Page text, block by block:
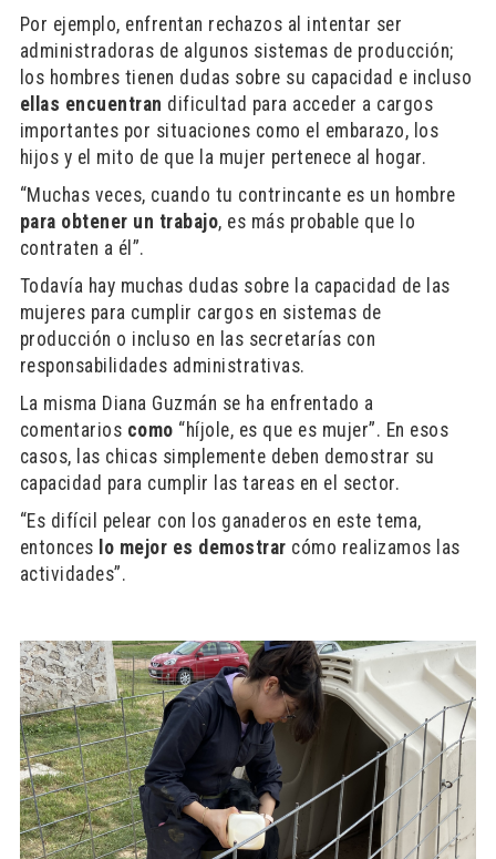
Por ejemplo, enfrentan rechazos al intentar ser
administradoras de algunos sistemas de producción;
los hombres tienen dudas sobre su capacidad e incluso
ellas encuentran dificultad para acceder a cargos
importantes por situaciones como el embarazo, los
hijos y el mito de que la mujer pertenece al hogar.
“Muchas veces, cuando tu contrincante es un hombre
para obtener un trabajo, es más probable que lo
contraten a él”.
Todavía hay muchas dudas sobre la capacidad de las
mujeres para cumplir cargos en sistemas de
producción o incluso en las secretarías con
responsabilidades administrativas.
La misma Diana Guzmán se ha enfrentado a
comentarios como “híjole, es que es mujer”. En esos
casos, las chicas simplemente deben demostrar su
capacidad para cumplir las tareas en el sector.
“Es difícil pelear con los ganaderos en este tema,
entonces lo mejor es demostrar cómo realizamos las
actividades”.